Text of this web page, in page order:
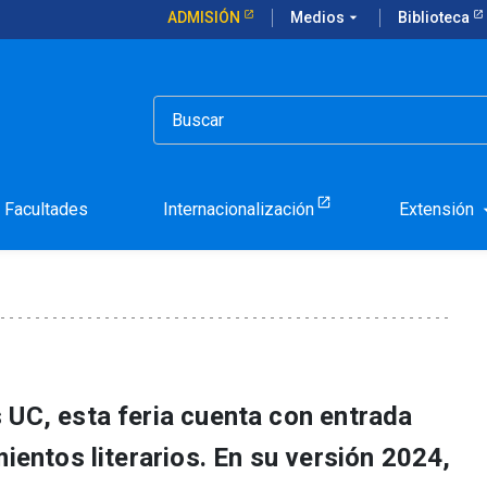
ADMISIÓN Medios arrow_drop_down Biblioteca
Facultades Internacionalización Extensión
la feria que destaca
literaria
esta feria cuenta con entrada
literarios. En su versión 2024,